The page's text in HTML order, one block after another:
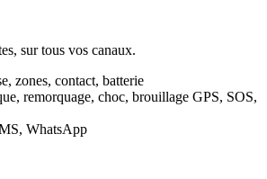
sur tous vos canaux.
zones, contact, batterie
remorquage, choc, brouillage GPS, SOS,
WhatsApp